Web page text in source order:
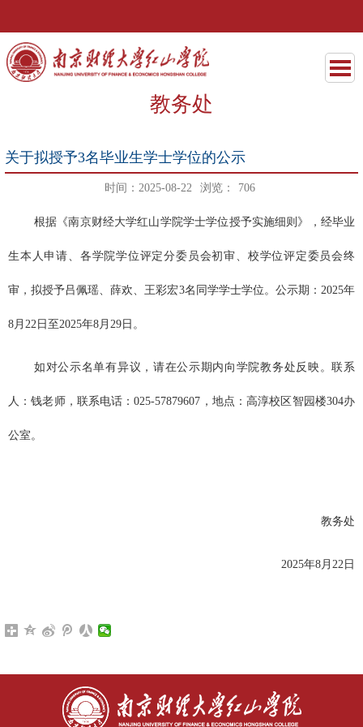
教务处
关于拟授予3名毕业生学士学位的公示
时间：2025-08-22 浏览： 706
根据《南京财经大学红山学院学士学位授予实施细则》，经毕业
生本人申请、各学院学位评定分委员会初审、校学位评定委员会终
审，拟授予吕佩瑶、薛欢、王彩宏3名同学学士学位。公示期： 2025年
8月 22 日至2025年8月 29 日。
如对公示名单有异议，请在公示期内向学院教务处反映。联系
人：钱老师，联系电话：025-57879607 ，地点：高淳校区智园楼304办
公室。
教务处
2025年8月22日